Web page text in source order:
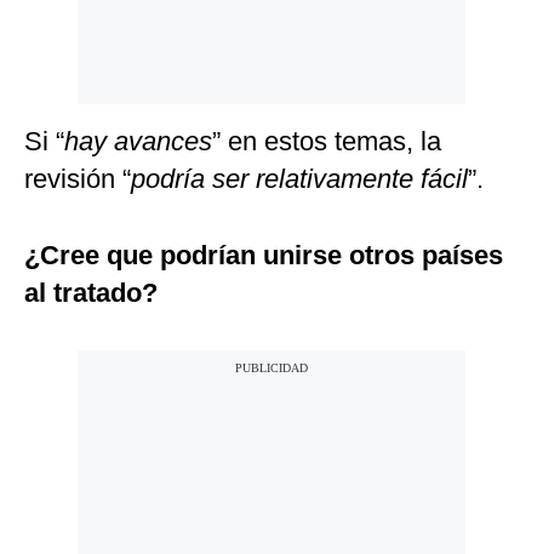
Si “hay avances” en estos temas, la
revisión “podría ser relativamente fácil”.
¿Cree que podrían unirse otros países
al tratado?